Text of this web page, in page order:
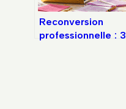
Reconversion
professionnelle : 3